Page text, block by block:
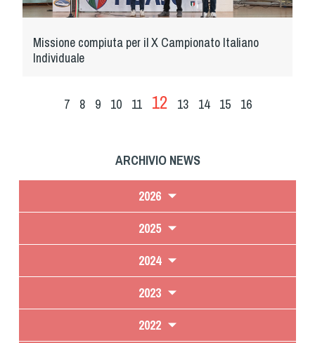
L’inaugurazione dell’edizione 2024 del Campionato Italiano Individuale nel Palazzetto dello Sport di Chioggia
Missione compiuta per il X Campionato Italiano
Individuale
7 8 9 10 11 12 13 14 15 16
ARCHIVIO NEWS
2026
2025
2024
2023
2022